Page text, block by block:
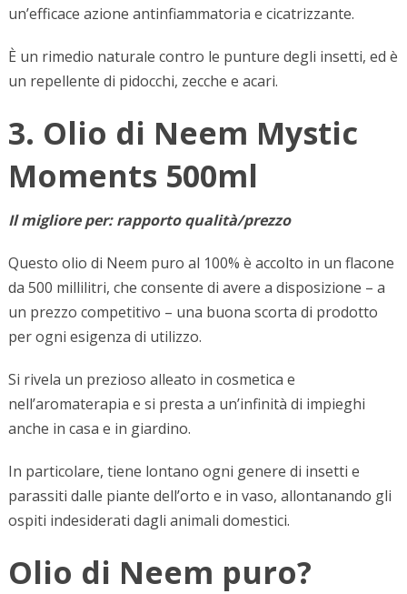
un’efficace azione antinfiammatoria e cicatrizzante.
È un rimedio naturale contro le punture degli insetti, ed è
un repellente di pidocchi, zecche e acari.
3. Olio di Neem Mystic
Moments 500ml
Il migliore per: rapporto qualità/prezzo
Questo olio di Neem puro al 100% è accolto in un flacone
da 500 millilitri, che consente di avere a disposizione – a
un prezzo competitivo – una buona scorta di prodotto
per ogni esigenza di utilizzo.
Si rivela un prezioso alleato in cosmetica e
nell’aromaterapia e si presta a un’infinità di impieghi
anche in casa e in giardino.
In particolare, tiene lontano ogni genere di insetti e
parassiti dalle piante dell’orto e in vaso, allontanando gli
ospiti indesiderati dagli animali domestici.
Olio di Neem puro?